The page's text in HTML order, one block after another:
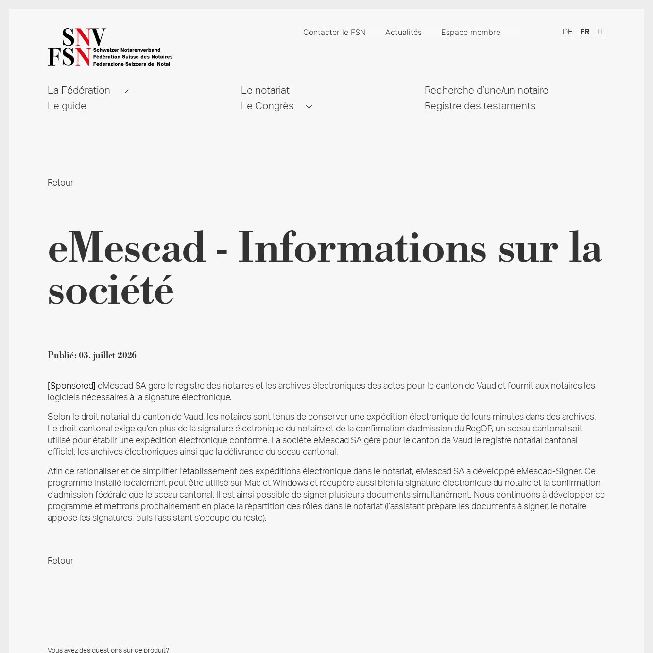
Contacter le FSN Actualités Espace membre DE FR
La Fédération Le notariat
Recherche d’une/un notaire
Le guide
Le Congrès Registre des testaments
Retour
eMescad - Informations sur la
société
Publié:03. juillet 2026
[Sponsored] eMescad SA gère le registre des notaires et les archives électroniques des actes pour le canton de Vaud et fournit aux notaires les
logiciels nécessaires à la signature électronique.
Selon le droit notarial du canton de Vaud, les notaires sont tenus de conserver une expédition électronique de leurs minutes dans des archives.
Le droit cantonal exige qu'en plus de la signature électronique du notaire et de la confirmation d'admission du RegOP, un sceau cantonal soit
utilisé pour établir une expédition électronique conforme. La société eMescad SA gère pour le canton de Vaud le registre notarial cantonal
officiel, les archives électroniques ainsi que la délivrance du sceau cantonal.
Afin de rationaliser et de simplifier l'établissement des expéditions électronique dans le notariat, eMescad SA a développé eMescad-Signer. Ce
programme installé localement peut être utilisé sur Mac et Windows et récupère aussi bien la signature électronique du notaire et la confirmation
d'admission fédérale que le sceau cantonal. Il est ainsi possible de signer plusieurs documents simultanément. Nous continuons à développer ce
programme et mettrons prochainement en place la répartition des rôles dans le notariat (l’assistant prépare les documents à signer, le notaire
appose les signatures, puis l’assistant s’occupe du reste).
Retour
Vous avez des questions sur ce produit?